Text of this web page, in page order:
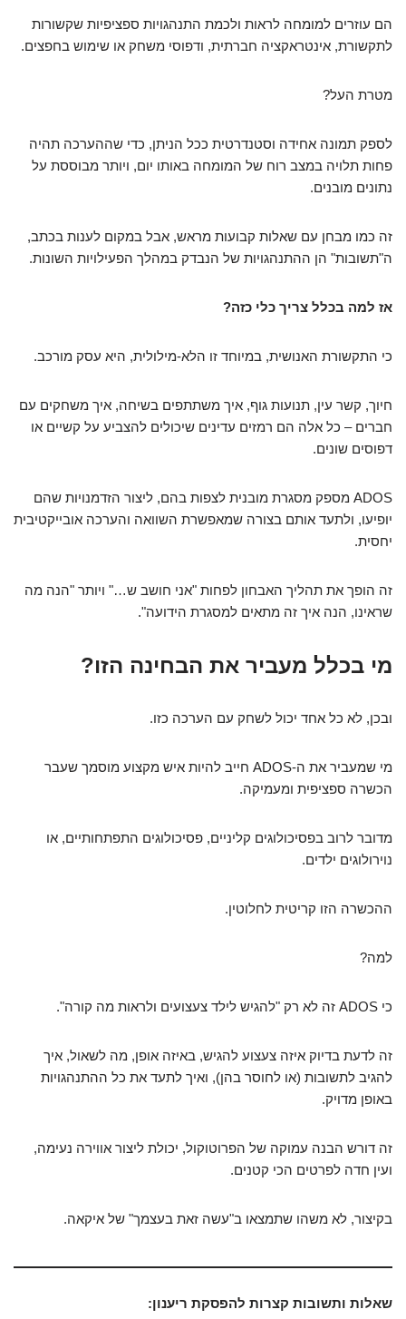
הם עוזרים למומחה לראות ולכמת התנהגויות ספציפיות שקשורות
לתקשורת, אינטראקציה חברתית, ודפוסי משחק או שימוש בחפצים.
מטרת העל?
לספק תמונה אחידה וסטנדרטית ככל הניתן, כדי שההערכה תהיה
פחות תלויה במצב רוח של המומחה באותו יום, ויותר מבוססת על
נתונים מובנים.
זה כמו מבחן עם שאלות קבועות מראש, אבל במקום לענות בכתב,
ה"תשובות" הן ההתנהגויות של הנבדק במהלך הפעילויות השונות.
אז למה בכלל צריך כלי כזה?
כי התקשורת האנושית, במיוחד זו הלא-מילולית, היא עסק מורכב.
חיוך, קשר עין, תנועות גוף, איך משתתפים בשיחה, איך משחקים עם
חברים – כל אלה הם רמזים עדינים שיכולים להצביע על קשיים או
דפוסים שונים.
ADOS מספק מסגרת מובנית לצפות בהם, ליצור הזדמנויות שהם
יופיעו, ולתעד אותם בצורה שמאפשרת השוואה והערכה אובייקטיבית
יחסית.
זה הופך את תהליך האבחון לפחות "אני חושב ש…" ויותר "הנה מה
שראינו, הנה איך זה מתאים למסגרת הידועה".
מי בכלל מעביר את הבחינה הזו?
ובכן, לא כל אחד יכול לשחק עם הערכה כזו.
מי שמעביר את ה-ADOS חייב להיות איש מקצוע מוסמך שעבר
הכשרה ספציפית ומעמיקה.
מדובר לרוב בפסיכולוגים קליניים, פסיכולוגים התפתחותיים, או
נוירולוגים ילדים.
ההכשרה הזו קריטית לחלוטין.
למה?
כי ADOS זה לא רק "להגיש לילד צעצועים ולראות מה קורה".
זה לדעת בדיוק איזה צעצוע להגיש, באיזה אופן, מה לשאול, איך
להגיב לתשובות (או לחוסר בהן), ואיך לתעד את כל ההתנהגויות
באופן מדויק.
זה דורש הבנה עמוקה של הפרוטוקול, יכולת ליצור אווירה נעימה,
ועין חדה לפרטים הכי קטנים.
בקיצור, לא משהו שתמצאו ב"עשה זאת בעצמך" של איקאה.
שאלות ותשובות קצרות להפסקת ריענון: